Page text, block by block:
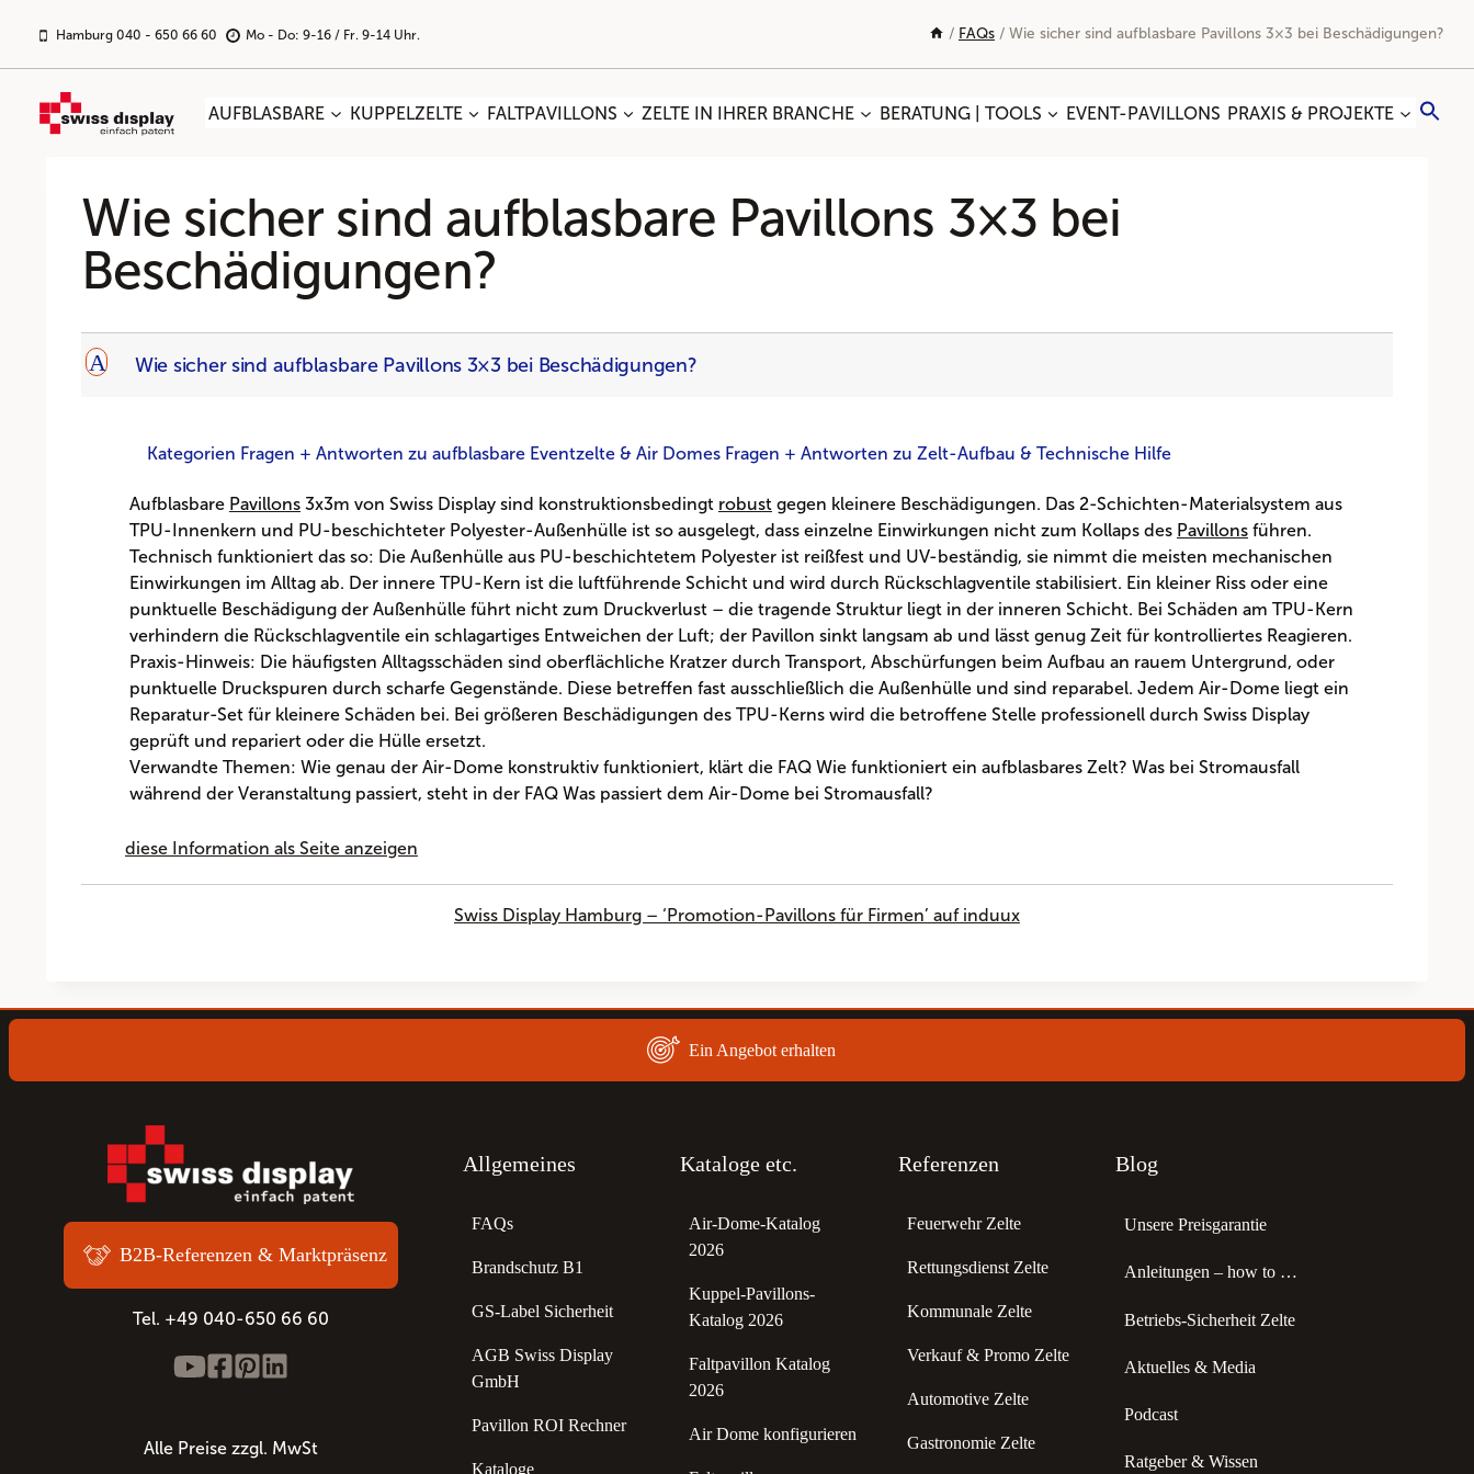
Inhalt
springen
Hamburg 040 - 650 66 60 Mo - Do: 9-16 / Fr. 9-14 Uhr. / FAQs / Wie sicher sind aufblasbare Pavillons 3×3 bei Beschädigungen?
AUFBLASBARE KUPPELZELTE FALTPAVILLONS ZELTE IN IHRER BRANCHE BERATUNG | TOOLS EVENT-PAVILLONS PRAXIS & PROJEKTE
Wie sicher sind aufblasbare Pavillons 3×3 bei
Beschädigungen?
A Wie sicher sind aufblasbare Pavillons 3×3 bei Beschädigungen?
Kategorien Fragen + Antworten zu aufblasbare Eventzelte & Air Domes Fragen + Antworten zu Zelt-Aufbau & Technische Hilfe
Aufblasbare Pavillons 3x3m von Swiss Display sind konstruktionsbedingt robust gegen kleinere Beschädigungen. Das 2-Schichten-Materialsystem aus
TPU-Innenkern und PU-beschichteter Polyester-Außenhülle ist so ausgelegt, dass einzelne Einwirkungen nicht zum Kollaps des Pavillons führen.
Technisch funktioniert das so: Die Außenhülle aus PU-beschichtetem Polyester ist reißfest und UV-beständig, sie nimmt die meisten mechanischen
Einwirkungen im Alltag ab. Der innere TPU-Kern ist die luftführende Schicht und wird durch Rückschlagventile stabilisiert. Ein kleiner Riss oder eine
punktuelle Beschädigung der Außenhülle führt nicht zum Druckverlust – die tragende Struktur liegt in der inneren Schicht. Bei Schäden am TPU-Kern
verhindern die Rückschlagventile ein schlagartiges Entweichen der Luft; der Pavillon sinkt langsam ab und lässt genug Zeit für kontrolliertes Reagieren.
Praxis-Hinweis: Die häufigsten Alltagsschäden sind oberflächliche Kratzer durch Transport, Abschürfungen beim Aufbau an rauem Untergrund, oder
punktuelle Druckspuren durch scharfe Gegenstände. Diese betreffen fast ausschließlich die Außenhülle und sind reparabel. Jedem Air-Dome liegt ein
Reparatur-Set für kleinere Schäden bei. Bei größeren Beschädigungen des TPU-Kerns wird die betroffene Stelle professionell durch Swiss Display
geprüft und repariert oder die Hülle ersetzt.
Verwandte Themen: Wie genau der Air-Dome konstruktiv funktioniert, klärt die FAQ Wie funktioniert ein aufblasbares Zelt? Was bei Stromausfall
während der Veranstaltung passiert, steht in der FAQ Was passiert dem Air-Dome bei Stromausfall?
diese Information als Seite anzeigen
Swiss Display Hamburg – ‘Promotion-Pavillons für Firmen’ auf induux
Ein Angebot erhalten
B2B-Referenzen & Marktpräsenz
Tel. +49 040-650 66 60
Alle Preise zzgl. MwSt
Allgemeines
FAQs
Brandschutz B1
GS-Label Sicherheit
AGB Swiss Display
GmbH
Pavillon ROI Rechner
Kataloge
Kataloge etc.
Air-Dome-Katalog
2026
Kuppel-Pavillons-
Katalog 2026
Faltpavillon Katalog
2026
Air Dome konfigurieren
Referenzen
Feuerwehr Zelte
Rettungsdienst Zelte
Kommunale Zelte
Verkauf & Promo Zelte
Automotive Zelte
Gastronomie Zelte
Blog
Unsere Preisgarantie
Anleitungen – how to …
Betriebs-Sicherheit Zelte
Aktuelles & Media
Podcast
Ratgeber & Wissen